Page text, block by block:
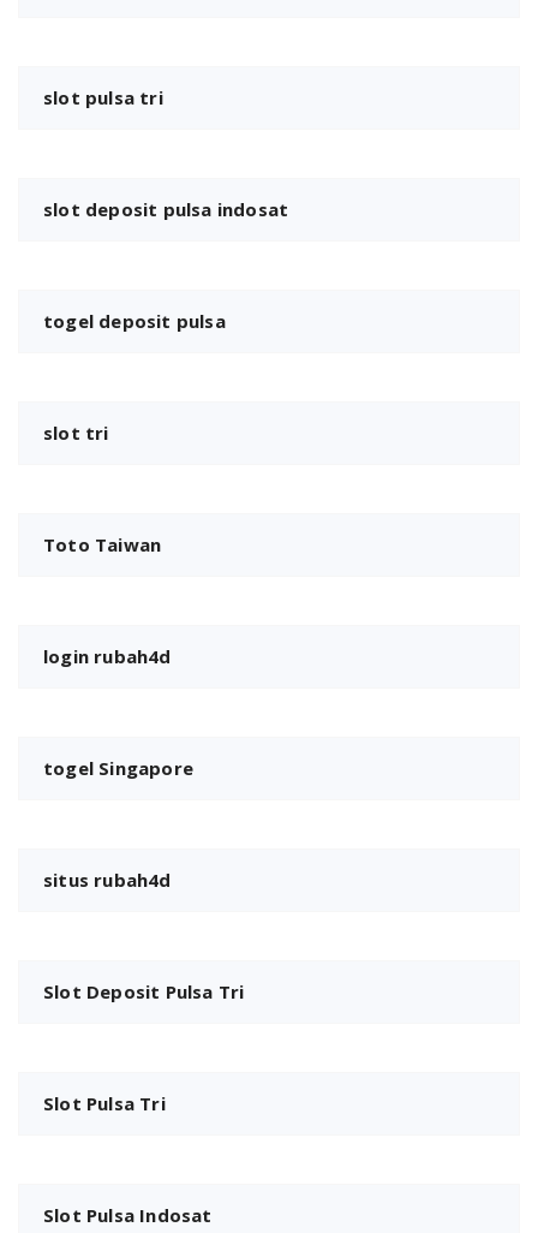
slot pulsa tri
slot deposit pulsa indosat
togel deposit pulsa
slot tri
Toto Taiwan
login rubah4d
togel Singapore
situs rubah4d
Slot Deposit Pulsa Tri
Slot Pulsa Tri
Slot Pulsa Indosat